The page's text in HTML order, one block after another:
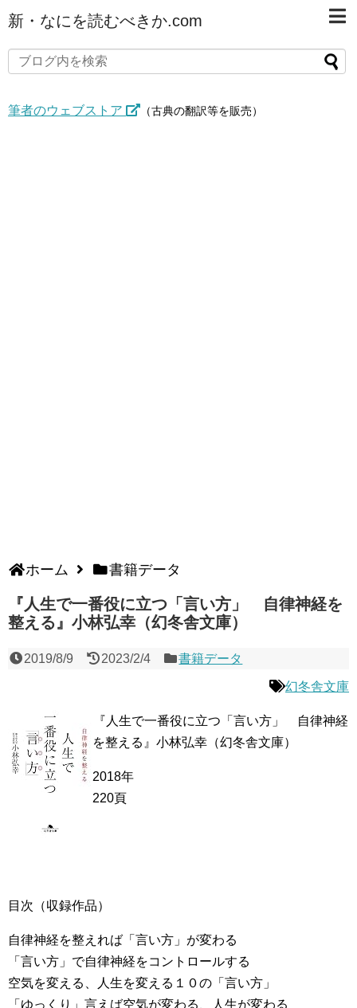
新・なにを読むべきか.com
筆者のウェブストア （古典の翻訳等を販売）
ホーム 書籍データ
『人生で一番役に立つ「言い方」 自律神経を
整える』小林弘幸（幻冬舎文庫）
2019/8/9 2023/2/4 書籍データ
幻冬舎文庫
『人生で一番役に立つ「言い方」 自律神経
を整える』小林弘幸（幻冬舎文庫）
2018年
220頁
目次（収録作品）
自律神経を整えれば「言い方」が変わる
「言い方」で自律神経をコントロールする
空気を変える、人生を変える１０の「言い方」
「ゆっくり」言えば空気が変わる、人生が変わる